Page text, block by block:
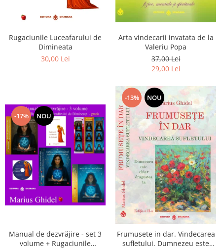
Rugaciunile Luceafarului de
Dimineata
30,00 Lei
Arta vindecarii invatata de la
Valeriu Popa
37,00 Lei
29,00 Lei
-17% NOU
Manual de dezvrăjire - set 3
volume + Rugaciunile
-13% NOU
Frumusete in dar. Vindecarea
sufletului. Dumnezeu este